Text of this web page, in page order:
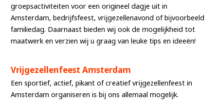
groepsactiviteiten voor een origineel dagje uit in
Amsterdam, bedrijfsfeest, vrijgezellenavond of bijvoorbeeld
familiedag. Daarnaast bieden wij ook de mogelijkheid tot
maatwerk en verzien wij u graag van leuke tips en ideeën!
Vrijgezellenfeest Amsterdam
Een sportief, actief, pikant of creatief vrijgezellenfeest in
Amsterdam organiseren is bij ons allemaal mogelijk.